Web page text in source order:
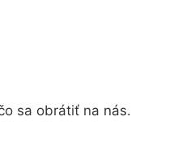
sa obrátiť na nás.